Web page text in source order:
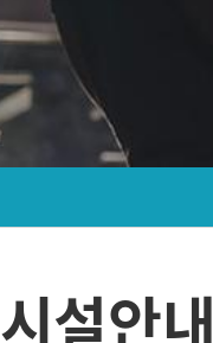
시설안내